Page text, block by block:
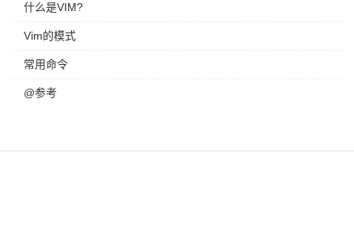
什么是VIM?
Vim的模式
常用命令
@参考